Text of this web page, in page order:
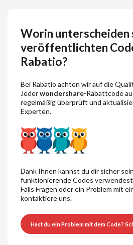
Worin unterscheiden
veröffentlichten
Rabatio?
Bei Rabatio achten wir auf die
Jederwondershare-Rabattcode
regelmäßig überprüft und
Experten.
Dank Ihnen kannst du dir sicher
funktionierende Codes
Falls Fragen oder ein Problem mit
kontaktiere uns.
Hast du ein Problem mit dem Code?